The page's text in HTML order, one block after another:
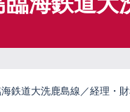
海鉄道大洗鹿島線／経理・